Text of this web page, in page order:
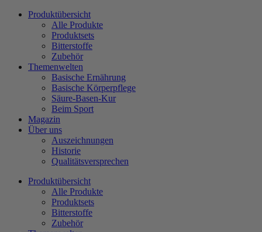
Zum
Produktübersicht
Alle Produkte
Produktsets
Bitterstoffe
Zubehör
Themenwelten
Basische Ernährung
Basische Körperpflege
Säure-Basen-Kur
Beim Sport
Magazin
Über uns
Auszeichnungen
Historie
Qualitätsversprechen
Produktübersicht
Alle Produkte
Produktsets
Bitterstoffe
Zubehör